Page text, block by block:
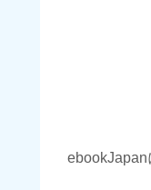
ebookJapan